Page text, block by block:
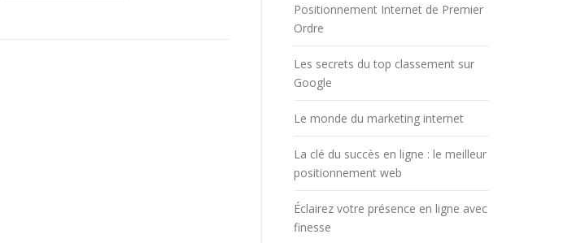
Positionnement Internet de Premier
Ordre
Les secrets du top classement sur
Google
Le monde du marketing internet
La clé du succès en ligne : le meilleur
positionnement web
Éclairez votre présence en ligne avec
finesse